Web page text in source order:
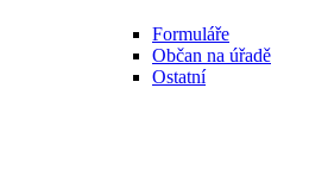
Formuláře
Občan na úřadě
Ostatní